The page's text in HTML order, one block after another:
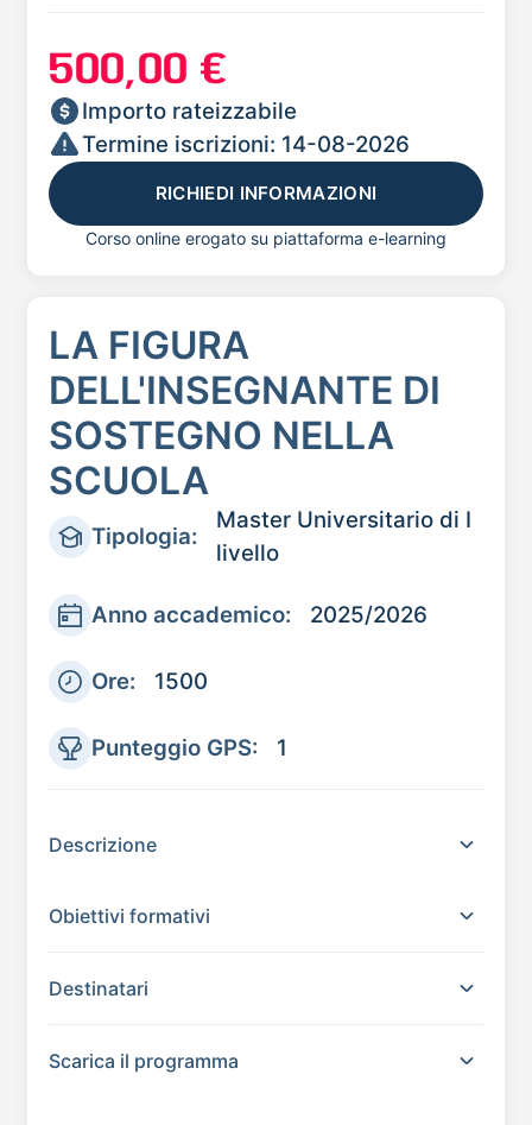
500,00 €
Importo rateizzabile
Termine iscrizioni: 14-08-2026
RICHIEDI INFORMAZIONI
Corso online erogato su piattaforma e-learning
LA FIGURA
DELL'INSEGNANTE DI
SOSTEGNO NELLA
SCUOLA
Tipologia:
Master Universitario di I
livello
Anno accademico: 2025/2026
Ore: 1500
Punteggio GPS: 1
Descrizione
Obiettivi formativi
Destinatari
Scarica il programma